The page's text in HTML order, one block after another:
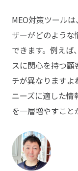
MEO対策ツール
ザーがどのような
できます。例えば
スに関心を持つ
チが異なります
ニーズに適した情
を一層増やすこと